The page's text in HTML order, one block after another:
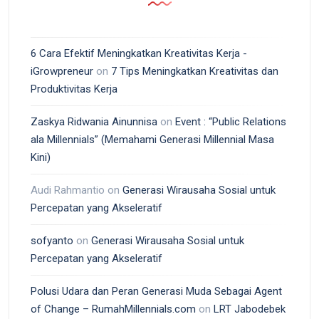
6 Cara Efektif Meningkatkan Kreativitas Kerja -
iGrowpreneur on 7 Tips Meningkatkan Kreativitas dan
Produktivitas Kerja
Zaskya Ridwania Ainunnisa on Event : “Public Relations
ala Millennials” (Memahami Generasi Millennial Masa
Kini)
Audi Rahmantio on Generasi Wirausaha Sosial untuk
Percepatan yang Akseleratif
sofyanto on Generasi Wirausaha Sosial untuk
Percepatan yang Akseleratif
Polusi Udara dan Peran Generasi Muda Sebagai Agent
of Change – RumahMillennials.com on LRT Jabodebek